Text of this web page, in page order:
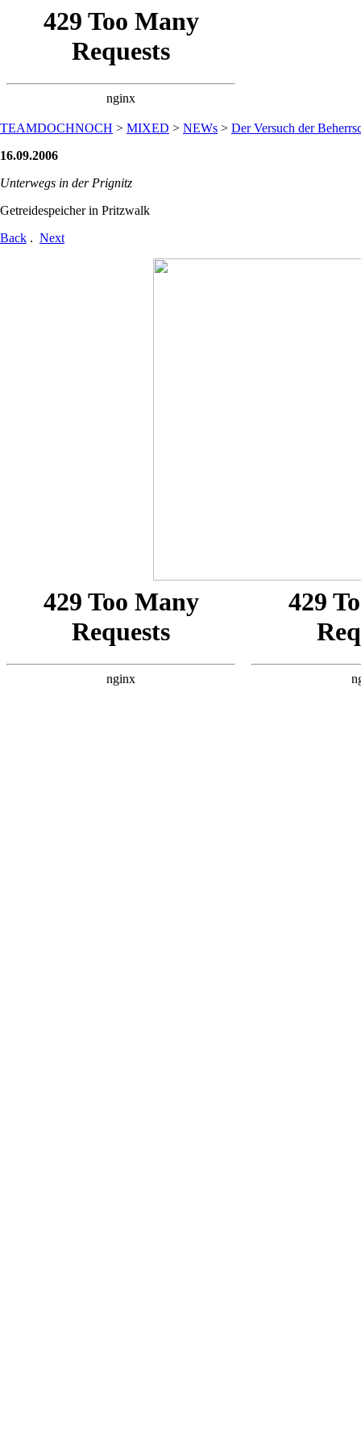
TEAMDOCHNOCH > MIXED > NEWs > Der Versuch der
16.09.2006
Unterwegs in der Prignitz
Getreidespeicher in Pritzwalk
Back . Next